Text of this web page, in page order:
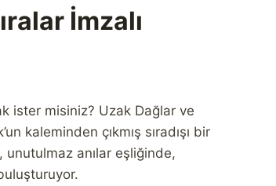
İmzalı
ister misiniz? Uzak Dağlar ve
kaleminden çıkmış sıradışı bir
anılar eşliğinde,